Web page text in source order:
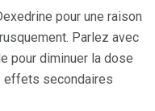
pour une raison
Parlez avec
pour diminuer la dose
effets secondaires